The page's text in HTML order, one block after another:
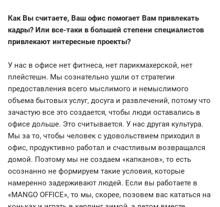
Как Вы считаете, Ваш офис помогает Вам привлекать
кадры? Или все-таки в большей степени специалистов
привлекают интересные проекты?
У нас в офисе нет фитнеса, нет парикмахерской, нет
плейстешн. Мы сознательно ушли от стратегии
предоставления всего мыслимого и немыслимого
объема бытовых услуг, досуга и развлечений, потому что
зачастую все это создается, чтобы люди оставались в
офисе дольше. Это считывается. У нас другая культура.
Мы за то, чтобы человек с удовольствием приходил в
офис, продуктивно работал и счастливым возвращался
домой. Поэтому мы не создаем «капканов», то есть
осознанно не формируем такие условия, которые
намеренно задерживают людей. Если вы работаете в
«MANGO OFFICE», то мы, скорее, позовем вас кататься на